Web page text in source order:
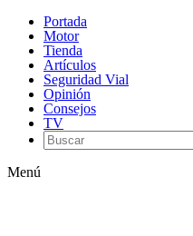
Portada
Motor
Tienda
Artículos
Seguridad Vial
Opinión
Consejos
TV
Menú